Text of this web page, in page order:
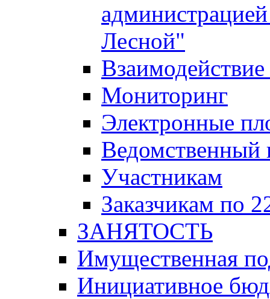
Лесной"
Мониторинг
Электронные
Ведомственный
Участникам
Заказчикам по
ЗАНЯТОСТЬ
Имущественная
Инициативное